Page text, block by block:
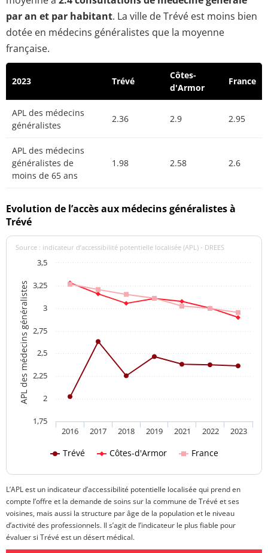
par an et par habitant. La ville de Trévé est moins bien
dotée en médecins généralistes que la moyenne
française.
2023 Trévé
Côtes-
d'Armor
France
APL des médecins
généralistes
2.36 2.9 2.95
APL des médecins
généralistes de
moins de 65 ans
1.98 2.58 2.6
Evolution de l’accès aux médecins généralistes à
Trévé
APL des médecins généralistes
Source : indicateur d’accessibilité potentielle localisée (APL) - DREES
Trévé Côtes-d'Armor France
2016 2017 2018 2019 2021 2022 2023
1,75
2
2,25
2,5
2,75
3
3,25
3,5
L’APL est un indicateur d’accessibilité potentielle localisée qui prend en
compte l’offre et la demande de soins sur la commune de Trévé et ses
voisines, mais aussi la structure par âge de la population et le niveau
d’activité des professionnels. Il s’agit de l’indicateur le plus fiable pour
évaluer si Trévé est un désert médical.